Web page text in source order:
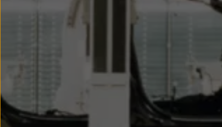
Manuales del coche
Accede a My Volkswagen
Todo sobre tu Volkswagen
Información sobre Diésel XTL
Suscripción de mantenimiento Long Drive
Sharan